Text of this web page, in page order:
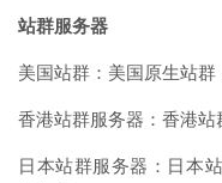
站群服务器
美国站群：美国原生站群
香港站群服务器：香港站
日本站群服务器：日本